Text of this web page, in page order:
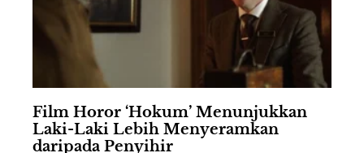
Film Horor ‘Hokum’ Menunjukkan
Laki-Laki Lebih Menyeramkan
daripada Penyihir